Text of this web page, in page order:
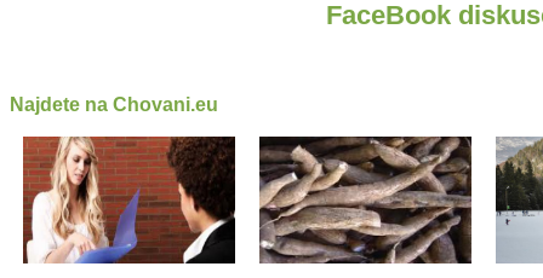
FaceBook
Najdete na Chovani.eu